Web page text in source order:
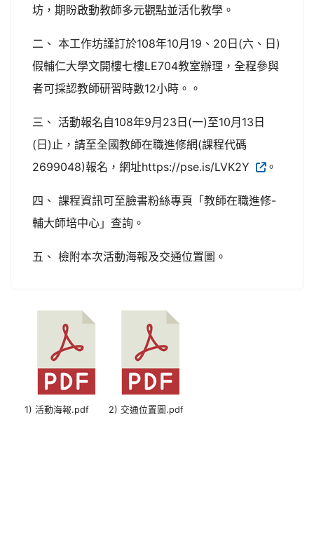
坊，期盼啟動教師多元觀點並活化教學。
二、 本工作坊謹訂於108年10月19、20日(六、日)
假輔仁大學文開樓七樓LE704教室辦理，全程參與
者可採認教師研習時數12小時。。
三、 活動報名自108年9月23日(一)至10月13日
(日)止，請至全國教師在職進修網(課程代碼
2699048)報名，網址https://pse.is/LVK2Y
。
四、 課程資訊可至臉書粉絲專頁「教師在職進修-
輔大師培中心」查詢。
五、 檢附本次活動海報及交通位置圖。
1) 活動海報.pdf 2) 交通位置圖.pdf